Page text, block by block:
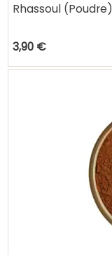
Rhassoul (Poudre)
3,90 €